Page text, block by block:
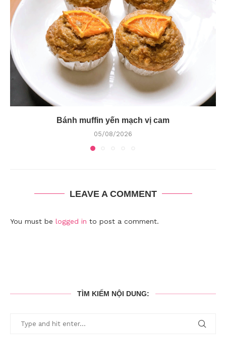
Bánh muffin yến mạch vị cam
05/08/2026
LEAVE A COMMENT
You must be logged in to post a comment.
TÌM KIẾM NỘI DUNG: